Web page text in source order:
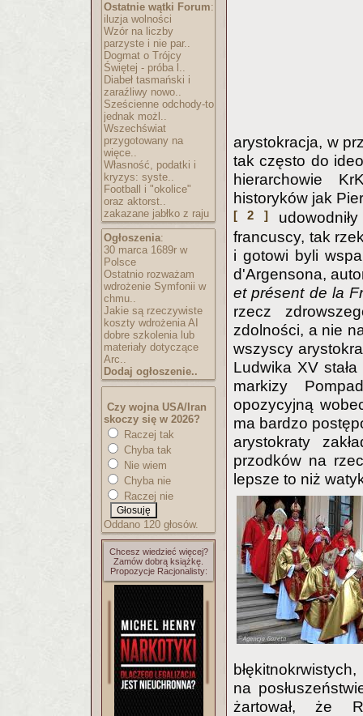
Ostatnie wątki Forum:
iluzja wolności
Wzór na liczby
parzyste i nie par..
Dogmat o Trójcy
Świętej - próba l..
Diabeł tasmański i
zaraźliwy nowo..
Sześcienne odchody-to
jednak możl..
Wszechświat
przygotowany na
więce..
Własność, podatki i
kryzys: syste..
Football i "okolice"
oraz aktorst..
zakazane jabłko z raju
Ogłoszenia:
30 marca 1689r w
Polsce
Ostatnio rozważam
wdrożenie Symfonii w
chmu..
Jakie są rzeczywiste
koszty wdrożenia AI
dobre szkolenia lub
materiały dotyczące
Arc..
Dodaj ogłoszenie..
Czy wojna USA/Iran
skoczy się w 2026?
Raczej tak
Chyba tak
Nie wiem
Chyba nie
Raczej nie
Oddano 120 głosów.
Chcesz wiedzieć więcej?
Zamów dobrą książkę.
Propozycje Racjonalisty:
arystokracja, w
tak często do
hierarchowie
historyków jak
[ 2 ]
francuscy, tak
i gotowi byli
d'Argensona,
et présent de la
rzecz
zdolności, a nie
wszyscy
Ludwika XV
markizy
opozycyjną
ma bardzo
arystokraty
przodków na
lepsze to niż
na
żartował, że